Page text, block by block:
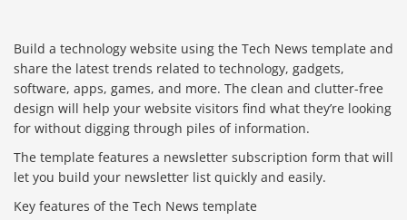
Build a technology website using the Tech News template and
share the latest trends related to technology, gadgets,
software, apps, games, and more. The clean and clutter-free
design will help your website visitors find what they’re looking
for without digging through piles of information.
The template features a newsletter subscription form that will
let you build your newsletter list quickly and easily.
Key features of the Tech News template